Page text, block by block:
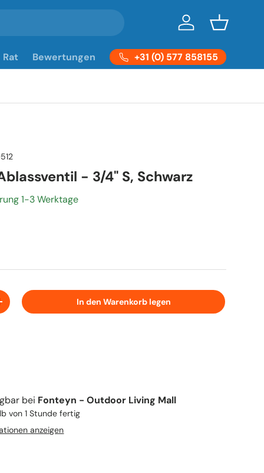
Einloggen
Rat Bewertungen +31 (0) 577 858155
Video abspielen
- 3/4" S, Schwarz
1-3 Werktage
In den Warenkorb legen
bei Fonteyn - Outdoor Living Mall
von 1 Stunde fertig
anzeigen